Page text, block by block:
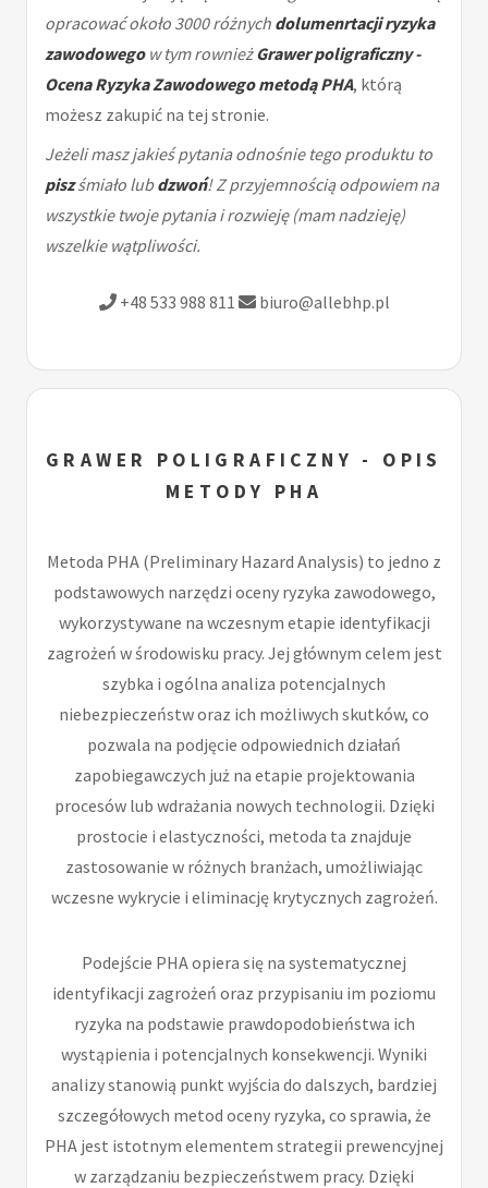
opracować około 3000 różnych dolumenrtacji ryzyka
zawodowegow tym rownieżGrawer poligraficzny -
Ocena Ryzyka Zawodowego metodą PHA, którą
możesz zakupić na tej stronie.
Jeżeli masz jakieś pytania odnośnie tego produktu to
piszśmiało lubdzwoń! Z przyjemnością odpowiem na
wszystkie twoje pytania i rozwieję (mam nadzieję)
wszelkie wątpliwości.
+48 533 988 811 biuro@allebhp.pl
GRAWER POLIGRAFICZNY - OPIS
METODY PHA
Metoda PHA (Preliminary Hazard Analysis) to jedno z
podstawowych narzędzi oceny ryzyka zawodowego,
wykorzystywane na wczesnym etapie identyfikacji
zagrożeń w środowisku pracy. Jej głównym celem jest
szybka i ogólna analiza potencjalnych
niebezpieczeństw oraz ich możliwych skutków, co
pozwala na podjęcie odpowiednich działań
zapobiegawczych już na etapie projektowania
procesów lub wdrażania nowych technologii. Dzięki
prostocie i elastyczności, metoda ta znajduje
zastosowanie w różnych branżach, umożliwiając
wczesne wykrycie i eliminację krytycznych zagrożeń.
Podejście PHA opiera się na systematycznej
identyfikacji zagrożeń oraz przypisaniu im poziomu
ryzyka na podstawie prawdopodobieństwa ich
wystąpienia i potencjalnych konsekwencji. Wyniki
analizy stanowią punkt wyjścia do dalszych, bardziej
szczegółowych metod oceny ryzyka, co sprawia, że
PHA jest istotnym elementem strategii prewencyjnej
w zarządzaniu bezpieczeństwem pracy. Dzięki